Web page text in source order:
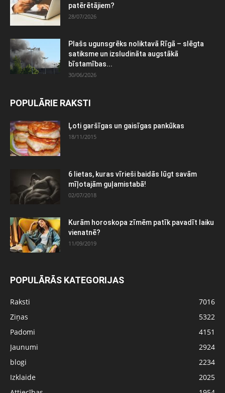
patērētājiem?
28/07/2026
Plašs ugunsgrēks noliktavā Rīgā – slēgta
satiksme un izsludināta augstākā
bīstamības...
30/06/2026
POPULĀRIE RAKSTI
Ļoti garšīgas un gaisīgas pankūkas
18/11/2015
6 lietas, kuras vīrieši baidās lūgt savām
mīļotajām guļamistabā!
02/07/2018
Kurām horoskopa zīmēm patīk pavadīt laiku
vienatnē?
11/09/2019
POPULĀRĀS KATEGORIJAS
Raksti
7016
Ziņas
5322
Padomi
4151
Jaunumi
2924
blogi
2234
Izklaide
2025